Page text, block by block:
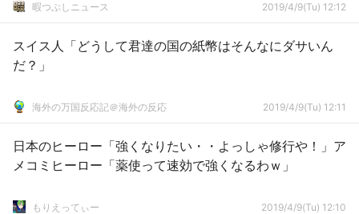
暇つぶしニュース 2019/4/9(Tu) 12:12
スイス人「どうして君達の国の紙幣はそんなにダサいん
だ？」
海外の万国反応記＠海外の反応 2019/4/9(Tu) 12:11
日本のヒーロー「強くなりたい・・よっしゃ修行や！」ア
メコミヒーロー「薬使って速効で強くなるわｗ」
もりえってぃー 2019/4/9(Tu) 12:10